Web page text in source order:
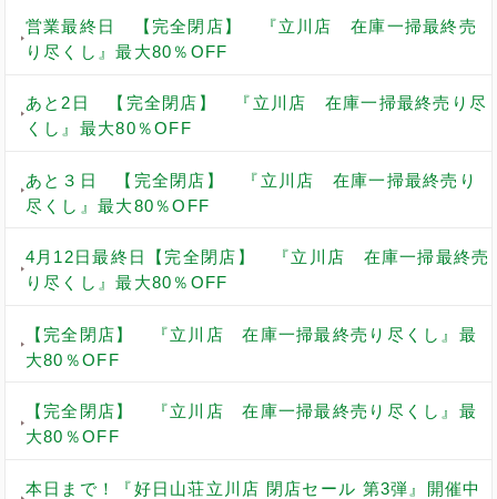
営業最終日 【完全閉店】 『立川店 在庫一掃最終売
り尽くし』最大80％OFF
あと2日 【完全閉店】 『立川店 在庫一掃最終売り尽
くし』最大80％OFF
あと３日 【完全閉店】 『立川店 在庫一掃最終売り
尽くし』最大80％OFF
4月12日最終日【完全閉店】 『立川店 在庫一掃最終売
り尽くし』最大80％OFF
【完全閉店】 『立川店 在庫一掃最終売り尽くし』最
大80％OFF
【完全閉店】 『立川店 在庫一掃最終売り尽くし』最
大80％OFF
本日まで！『好日山荘立川店 閉店セール 第3弾』開催中